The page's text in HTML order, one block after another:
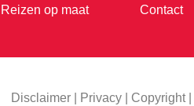
Reizen op maat
Contact
Disclaimer| Privacy| Copyright|